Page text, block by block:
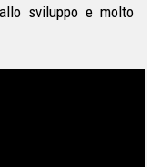
sviluppo e molto